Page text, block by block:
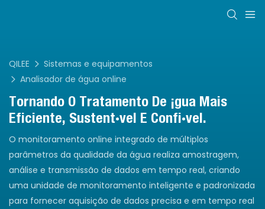
QILEE
Sistemas e equipamentos
Analisador de água online
Tornando O Tratamento De Água Mais
Eficiente, Sustentável E Confiável.
O monitoramento online integrado de múltiplos
parâmetros da qualidade da água realiza amostragem,
análise e transmissão de dados em tempo real, criando
uma unidade de monitoramento inteligente e padronizada
para fornecer aquisição de dados precisa e em tempo real